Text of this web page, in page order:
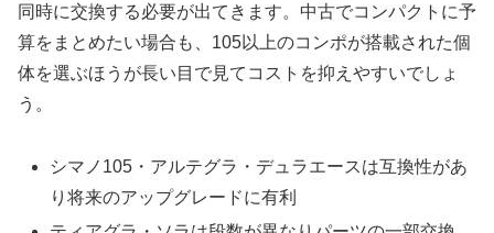
同時に交換する必要が出てきます。中古でコンパクトに予
算をまとめたい場合も、105以上のコンポが搭載された個
体を選ぶほうが長い目で見てコストを抑えやすいでしょ
う。
シマノ105・アルテグラ・デュラエースは互換性があ
り将来のアップグレードに有利